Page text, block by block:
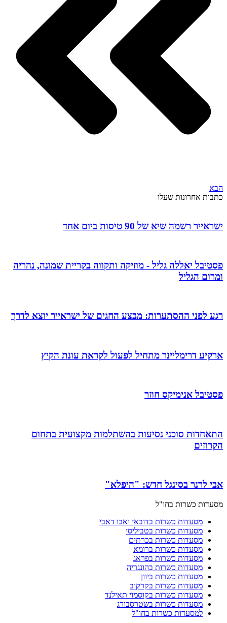
הבא
כתבות אחרונות שעלו
ישראייר רשמה שיא של 90 טיסות ביום אחד
פסטיבל יאללה גליל - מוזיקה ותקווה בקריית שמונה, נהריה
ומרום הגליל
רגע לפני ההסתערות: מבצע החגים של ישראייר יוצא לדרך
ארקיע דרימליינר מתחיל לפעול לקראת עונת הקיץ
פסטיבל אנימיקס חוזר
התאחדות סוכני נסיעות בהשתלמות מקצועית בתחום
הקרוזים
אבי לרנר בסינגל חדש: "היפלא"
מסעדות כשרות בחו"ל
מסעדות כשרות בדובאי ואבו דאבי
מסעדות כשרות בטביליסי
מסעדות כשרות בכרתים
מסעדות כשרות ברומא
מסעדות כשרות בפראג
מסעדות כשרות בהונגריה
מסעדות כשרות ביוון
מסעדות כשרות בקרקוב
מסעדות כשרות בקוסמוי תאילנד
מסעדות כשרות בשטרסבורג
למסעדות כשרות בחו"ל